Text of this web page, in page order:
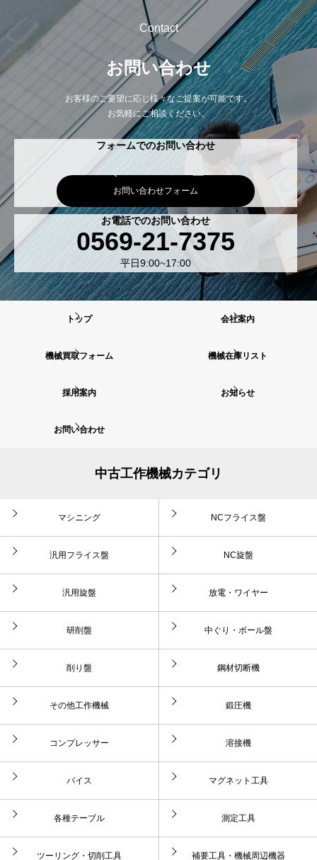
Contact
お問い合わせ
お客様のご要望に応じ様々なご提案が可能です。
お気軽にご相談ください。
フォームでのお問い合わせ
お問い合わせフォーム
お電話でのお問い合わせ
0569-21-7375
平日9:00~17:00
トップ 会社案内
機械買取フォーム 機械在庫リスト
採用案内 お知らせ
お問い合わせ
中古工作機械カテゴリ
マシニング NCフライス盤
汎用フライス盤 NC旋盤
汎用旋盤 放電・ワイヤー
研削盤 中ぐり・ボール盤
削り盤 鋼材切断機
その他工作機械 鍛圧機
コンプレッサー 溶接機
バイス マグネット工具
各種テーブル 測定工具
ツーリング・切削工具 補要工具・機械周辺機器